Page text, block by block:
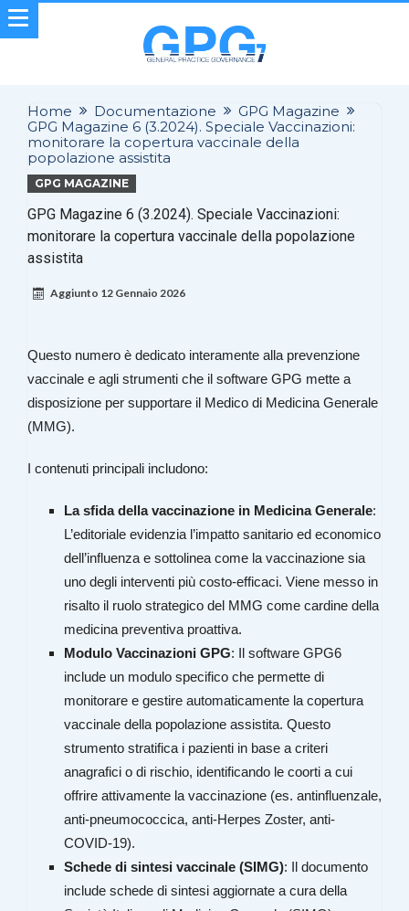
Home Documentazione
GPG Magazine
GPG Magazine 6 (3.2024). Speciale Vaccinazioni:
monitorare la copertura vaccinale della
popolazione assistita
GPG MAGAZINE
GPG Magazine 6 (3.2024). Speciale Vaccinazioni:
monitorare la copertura vaccinale della popolazione
assistita
Aggiunto 12 Gennaio 2026
Questo numero è dedicato interamente alla prevenzione
vaccinale e agli strumenti che il software GPG mette a
disposizione per supportare il Medico di Medicina Generale
(MMG).
I contenuti principali includono:
La sfida della vaccinazione in Medicina Generale:
L’editoriale evidenzia l’impatto sanitario ed economico
dell’influenza e sottolinea come la vaccinazione sia
uno degli interventi più costo-efficaci. Viene messo in
risalto il ruolo strategico del MMG come cardine della
medicina preventiva proattiva.
Modulo Vaccinazioni GPG: Il software GPG6
include un modulo specifico che permette di
monitorare e gestire automaticamente la copertura
vaccinale della popolazione assistita. Questo
strumento stratifica i pazienti in base a criteri
anagrafici o di rischio, identificando le coorti a cui
offrire attivamente la vaccinazione (es. antinfluenzale,
anti-pneumococcica, anti-Herpes Zoster, anti-
COVID-19).
Schede di sintesi vaccinale (SIMG): Il documento
include schede di sintesi aggiornate a cura della